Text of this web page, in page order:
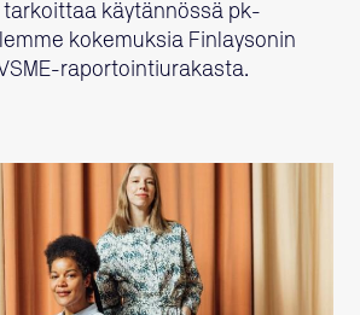
käytännössä pk-
kokemuksia Finlaysonin
raportointiurakasta.